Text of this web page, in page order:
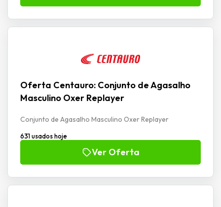
Oferta Centauro: Conjunto de Agasalho
Masculino Oxer Replayer
Conjunto de Agasalho Masculino Oxer Replayer
631 usados hoje
Ver Oferta